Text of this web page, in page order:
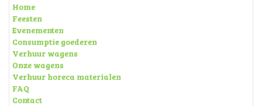
Home
Feesten
Evenementen
Consumptie goederen
Verhuur wagens
Onze wagens
Verhuur horeca materialen
FAQ
Contact